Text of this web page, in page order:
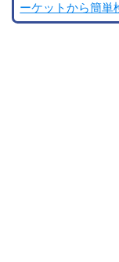
ーケットから簡単